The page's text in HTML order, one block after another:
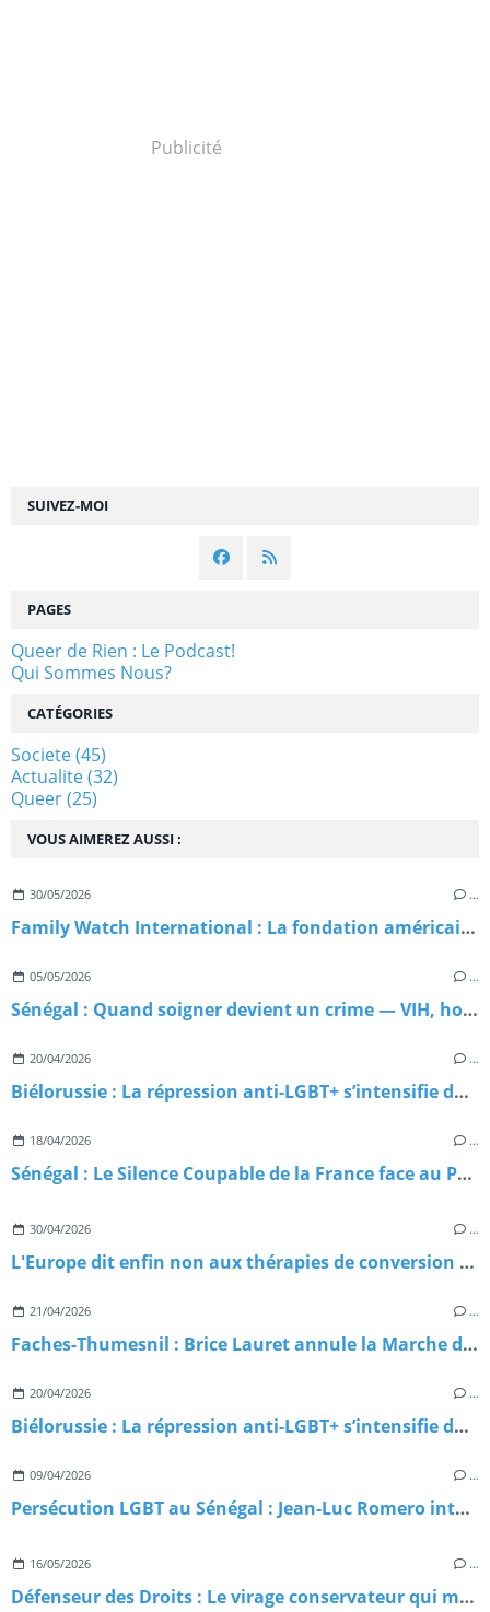
SUIVEZ-MOI
Publicité
VOUS AIMEREZ AUSSI :
30/05/2026 …
Family Watch International : La fondation américaine qui exporte l'homophobie dans le monde
05/05/2026 …
Sénégal : Quand soigner devient un crime — VIH, homophobie d'État et paradoxe meurtrier
20/04/2026 …
Biélorussie : La répression anti-LGBT+ s’intensifie dans l’ombre du Kremlin
18/04/2026 …
Sénégal : Le Silence Coupable de la France face au Péril LGBT+
30/04/2026 …
L'Europe dit enfin non aux thérapies de conversion — et le RN dit… rien
21/04/2026 …
Faches-Thumesnil : Brice Lauret annule la Marche des Fiertés, la résistance s’organise
20/04/2026 …
Biélorussie : La répression anti-LGBT+ s’intensifie dans l’ombre du Kremlin
09/04/2026 …
Persécution LGBT au Sénégal : Jean-Luc Romero interpelle Macron et lance une pétition d’urgence
16/05/2026 …
Défenseur des Droits : Le virage conservateur qui menace nos libertés
PAGES
Queer de Rien : Le Podcast!
Qui Sommes Nous?
CATÉGORIES
Societe(45)
Actualite(32)
Queer(25)